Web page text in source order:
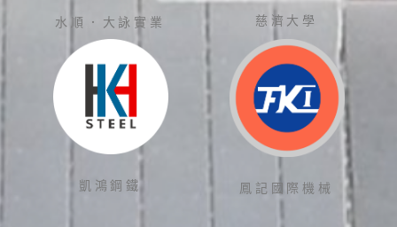
水順．大詠實業 慈濟大學
凱鴻鋼鐵 鳳記國際機械